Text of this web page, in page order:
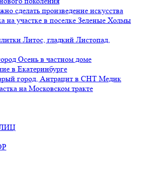
сделать произведение искусства
на участке в поселке Зеленые Холмы
Литос, гладкий Листопад,
Осень в частном доме
в Екатеринбурге
город, Антрацит в СНТ Медик
на Московском тракте